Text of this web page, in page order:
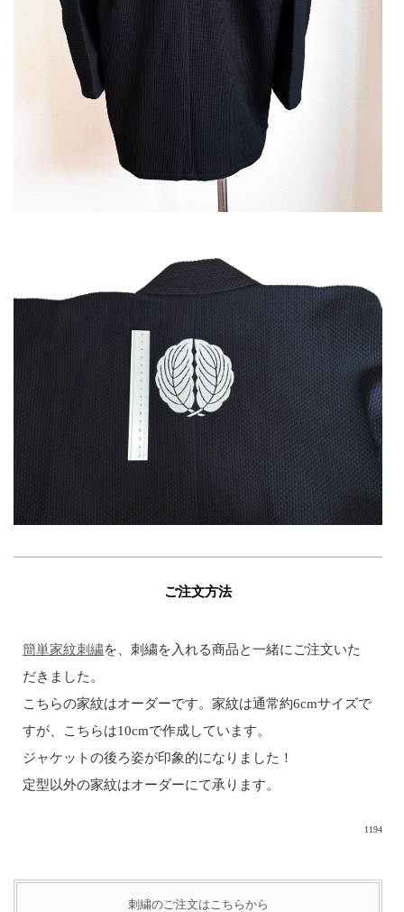
ご注文方法
簡単家紋刺繍を、刺繍を入れる商品と一緒にご注文いた
だきました。
こちらの家紋はオーダーです。家紋は通常約6cmサイズで
すが、こちらは10cmで作成しています。
ジャケットの後ろ姿が印象的になりました！
定型以外の家紋はオーダーにて承ります。
1194
刺繍のご注文はこちらから